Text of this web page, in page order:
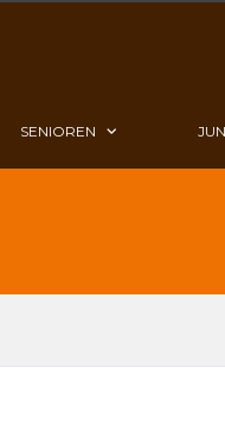
SENIOREN